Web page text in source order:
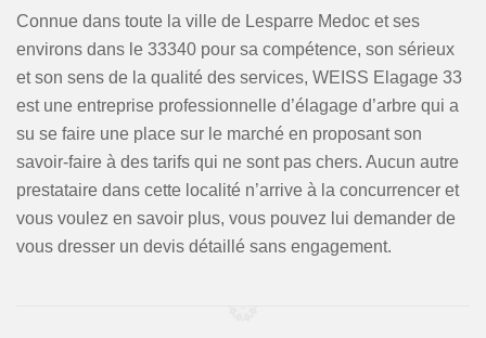
Connue dans toute la ville de Lesparre Medoc et ses
environs dans le 33340 pour sa compétence, son sérieux
et son sens de la qualité des services, WEISS Elagage 33
est une entreprise professionnelle d’élagage d’arbre qui a
su se faire une place sur le marché en proposant son
savoir-faire à des tarifs qui ne sont pas chers. Aucun autre
prestataire dans cette localité n’arrive à la concurrencer et
vous voulez en savoir plus, vous pouvez lui demander de
vous dresser un devis détaillé sans engagement.